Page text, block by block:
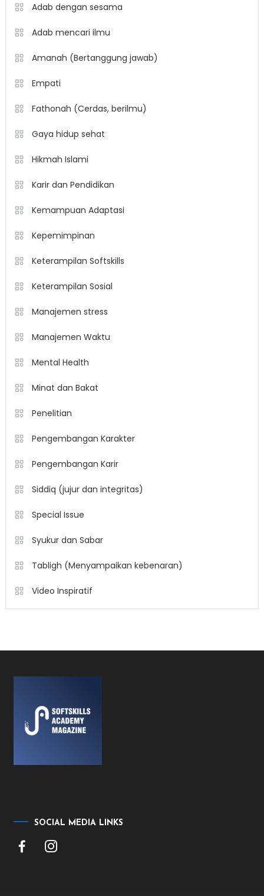
Adab dengan sesama
Adab mencari ilmu
Amanah (Bertanggung jawab)
Empati
Fathonah (Cerdas, berilmu)
Gaya hidup sehat
Hikmah Islami
Karir dan Pendidikan
Kemampuan Adaptasi
Kepemimpinan
Keterampilan Softskills
Keterampilan Sosial
Manajemen stress
Manajemen Waktu
Mental Health
Minat dan Bakat
Penelitian
Pengembangan Karakter
Pengembangan Karir
Siddiq (jujur dan integritas)
Special Issue
Syukur dan Sabar
Tabligh (Menyampaikan kebenaran)
Video Inspiratif
SOCIAL MEDIA LINKS